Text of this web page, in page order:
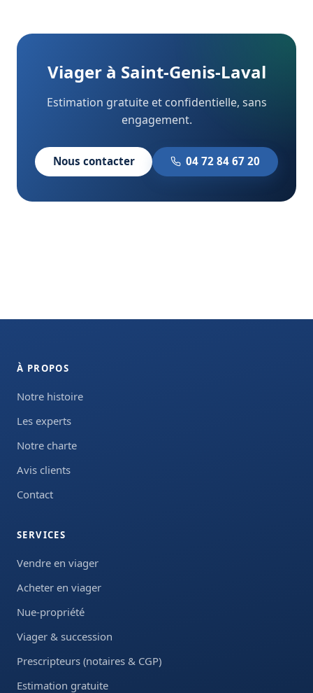
Viager à Saint-Genis-Laval
Estimation gratuite et confidentielle, sans
engagement.
Nous contacter 04 72 84 67 20
À PROPOS
Notre histoire
Les experts
Notre charte
Avis clients
Contact
SERVICES
Vendre en viager
Acheter en viager
Nue-propriété
Viager & succession
Prescripteurs (notaires & CGP)
Estimation gratuite